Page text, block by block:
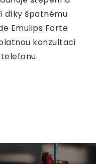
díky špatnému
Emulips Forte
konzultaci